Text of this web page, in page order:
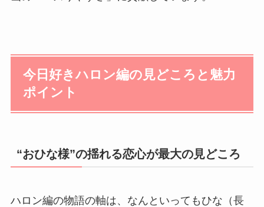
今日好きハロン編の見どころと魅力
ポイント
“おひな様”の揺れる恋心が最大の見どころ
ハロン編の物語の軸は、なんといってもひな（長